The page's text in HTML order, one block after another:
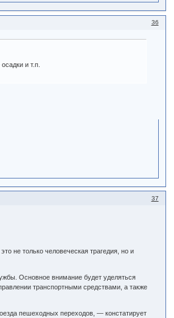
36
и т.п.
37
не только человеческая трагедия, но и
Основное внимание будет уделяться
транспортными средствами, а также
пешеходных переходов, — констатирует